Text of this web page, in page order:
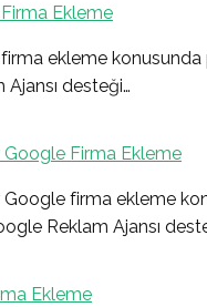
Ekleme
ekleme
desteği…
Firma Ekleme
firma ekleme
Reklam Ajansı
Ekleme